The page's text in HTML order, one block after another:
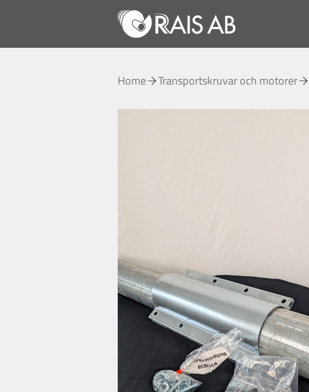
Home Transportskruvar och motorer